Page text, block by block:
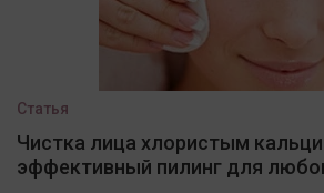
Статья
Чистка лица хлористым
эффективный пилинг для